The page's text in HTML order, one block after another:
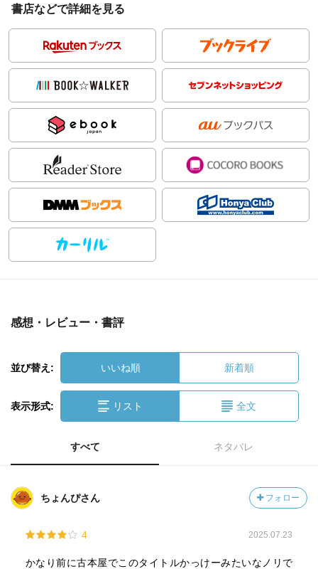
書店などで詳細を見る
感想・レビュー・書評
並び替え: いいね順 新着順
表示形式: リスト 全文
すべて ネタバレ
ちょんぴさん フォロー
4 2025.07.23
かなり前に古本屋でこのタイトルかっけーみたいなノリで